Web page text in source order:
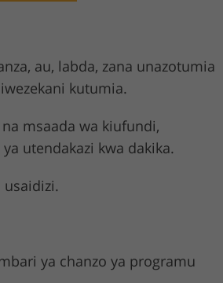
au, labda, zana unazotumia
kutumia.
msaada wa kiufundi,
utendakazi kwa dakika.
ya chanzo ya programu